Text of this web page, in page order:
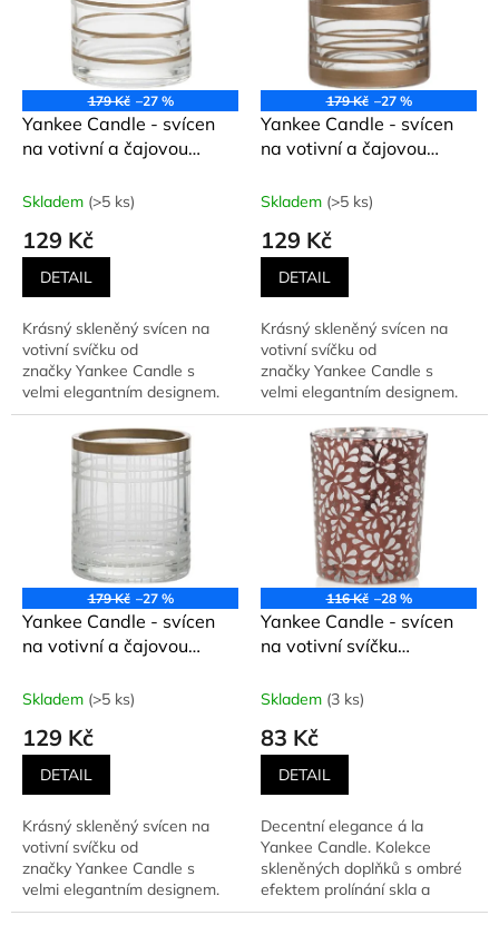
d
179 Kč –27 %
Yankee Candle - svícen
na votivní a čajovou
ELEGANCE
Skladem (>5 ks)
129 Kč
DETAIL
Krásný skleněný svícen na
votivní svíčku od
značky Yankee Candle s
velmi elegantním designem.
Umožňuje...
179 Kč –27 %
Yankee Candle - svícen
na votivní a čajovou
ELEGANCE
Skladem (>5 ks)
129 Kč
DETAIL
Krásný skleněný svícen na
votivní svíčku od
značky Yankee Candle s
velmi elegantním designem.
Umožňuje...
179 Kč –27 %
Yankee Candle - svícen
na votivní a čajovou
ELEGANCE
Skladem (>5 ks)
129 Kč
DETAIL
Krásný skleněný svícen na
votivní svíčku od
značky Yankee Candle s
velmi elegantním designem.
Umožňuje...
116 Kč –28 %
Yankee Candle - svícen
na votivní svíčku
BRONZE METAL
Skladem (3 ks)
83 Kč
DETAIL
Decentní elegance á la
Yankee Candle. Kolekce
skleněných doplňků s ombré
efektem prolínání skla a
bronzu. Sklo je texturované,